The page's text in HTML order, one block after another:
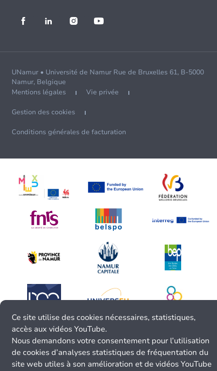
UNamur • Université de Namur Rue de Bruxelles 61, B-5000
Namur, Belgique
Mentions légales
Vie privée
Gestion des cookies
Conditions générales de facturation
Ce site utilise des cookies nécessaires, statistiques,
accès aux vidéos YouTube.
Nous demandons votre consentement pour l’utilisation
de cookies d’analyses statistiques de fréquentation du
site web utiles à son amélioration et de vidéos YouTube